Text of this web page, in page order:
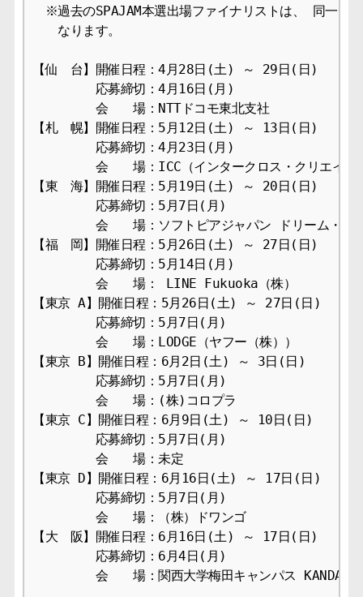
※過去のSPAJAM本選出場ファイナリストは、 同一チ
なります。
【仙　台】開催日程：4月28日(土) ～ 29日(日)
応募締切：4月16日(月)
会　　場：NTTドコモ東北支社
【札　幌】開催日程：5月12日(土) ～ 13日(日)
応募締切：4月23日(月)
会　　場：ICC（インタークロス・クリエイティ
【東　海】開催日程：5月19日(土) ～ 20日(日)
応募締切：5月7日(月)
会　　場：ソフトピアジャパン ドリーム・コ
【福　岡】開催日程：5月26日(土) ～ 27日(日)
応募締切：5月14日(月)
会　　場： LINE Fukuoka（株）
【東京 A】開催日程：5月26日(土) ～ 27日(日)
応募締切：5月7日(月)
会　　場：LODGE（ヤフー（株））
【東京 B】開催日程：6月2日(土) ～ 3日(日)
応募締切：5月7日(月)
会　　場：(株)コロプラ
【東京 C】開催日程：6月9日(土) ～ 10日(日)
応募締切：5月7日(月)
会　　場：未定
【東京 D】開催日程：6月16日(土) ～ 17日(日)
応募締切：5月7日(月)
会　　場：（株）ドワンゴ
【大　阪】開催日程：6月16日(土) ～ 17日(日)
応募締切：6月4日(月)
会　　場：関西大学梅田キャンパス KANDAI